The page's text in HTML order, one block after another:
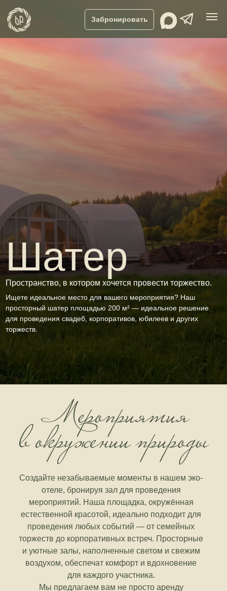
Забронировать
Шатер
Пространство, в котором хочется провести торжество.
Ищете идеальное место для вашего мероприятия? Наш
просторный шатер площадью 200 м² — идеальное решение
для проведения свадеб, корпоративов, юбилеев и других
торжеств.
Создайте незабываемые моменты в нашем эко-
отеле, бронируя зал для проведения
мероприятий. Наша площадка, окружённая
естественной красотой, идеально подходит для
проведения любых событий — от семейных
и уютные залы, наполненные светом и свежим
воздухом, обеспечат комфорт и вдохновение
для каждого участника.
Мы предлагаем вам не просто аренду
пространства, а возможность провести
мероприятие в гармонии с природой, создавая
атмосферу, которую ваши гости будут помнить
ещё долго.
Бронирование доступно по телефону
+7(499) 911−94−65